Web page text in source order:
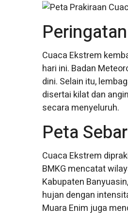
Cuaca Ekstrem
hari ini. Badan
dini. Selain itu,
disertai kilat dan
secara menyeluruh.
Peta
Cuaca Ekstrem
BMKG mencatat
Kabupaten
hujan dengan
Muara Enim juga